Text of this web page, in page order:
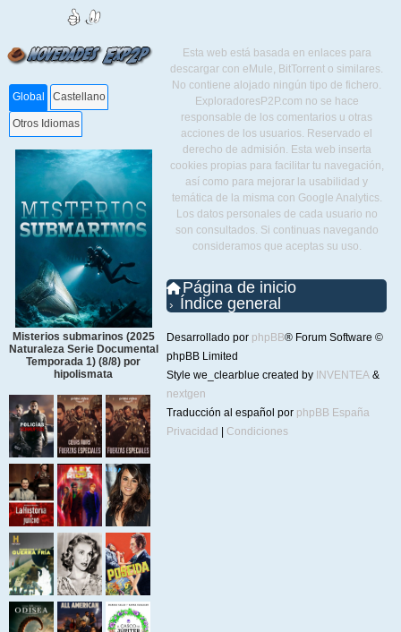
Global Castellano
Otros Idiomas
Misterios submarinos (2025
Naturaleza Serie Documental
Temporada 1) (8/8) por
hipolismata
Esta web está basada en enlaces para
descargar con eMule, BitTorrent o similares.
No contiene alojado ningún tipo de fichero.
ExploradoresP2P.com no se hace
responsable de los comentarios u otras
acciones de los usuarios. Reservado el
derecho de admisión. Esta web inserta
cookies propias para facilitar tu navegación,
así como para mejorar la usabilidad y
temática de la misma con Google Analytics.
Los datos personales de cada usuario no
son consultados. Si continuas navegando
consideramos que aceptas su uso.
Página de inicio
Índice general
Desarrollado por phpBB® Forum Software ©
phpBB Limited
Style we_clearblue created by INVENTEA &
nextgen
Traducción al español por phpBB España
Privacidad | Condiciones